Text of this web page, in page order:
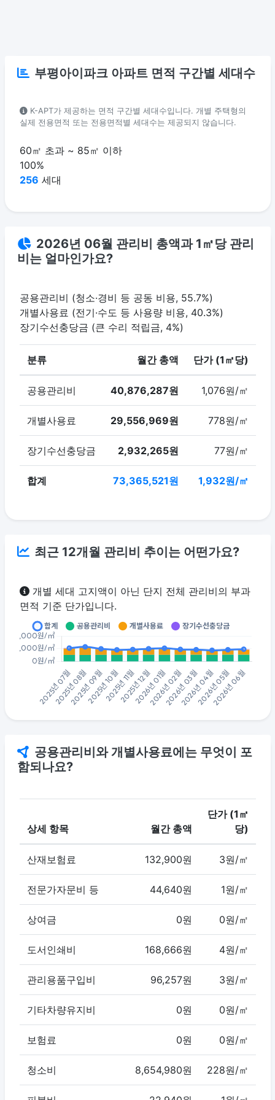
부평아이파크 아파트 면적 구간별 세대수
K-APT가 제공하는 면적 구간별 세대수입니다. 개별 주택형의
실제 전용면적 또는 전용면적별 세대수는 제공되지 않습니다.
60㎡ 초과 ~ 85㎡ 이하
100%
256 세대
2026년 06월 관리비 총액과 1㎡당 관리
비는 얼마인가요?
공용관리비 (청소·경비 등 공동 비용, 55.7%)
개별사용료 (전기·수도 등 사용량 비용, 40.3%)
장기수선충당금 (큰 수리 적립금, 4%)
분류 월간 총액 단가 (1㎡당)
공용관리비 40,876,287원 1,076원/㎡
개별사용료 29,556,969원 778원/㎡
장기수선충당금 2,932,265원 77원/㎡
합계 73,365,521원 1,932원/㎡
최근 12개월 관리비 추이는 어떤가요?
개별 세대 고지액이 아닌 단지 전체 관리비의 부과
면적 기준 단가입니다.
공용관리비와 개별사용료에는 무엇이 포
함되나요?
상세 항목 월간 총액
단가 (1㎡
당)
산재보험료 132,900원 3원/㎡
전문가자문비 등 44,640원 1원/㎡
상여금 0원 0원/㎡
도서인쇄비 168,666원 4원/㎡
관리용품구입비 96,257원 3원/㎡
기타차량유지비 0원 0원/㎡
보험료 0원 0원/㎡
청소비 8,654,980원 228원/㎡